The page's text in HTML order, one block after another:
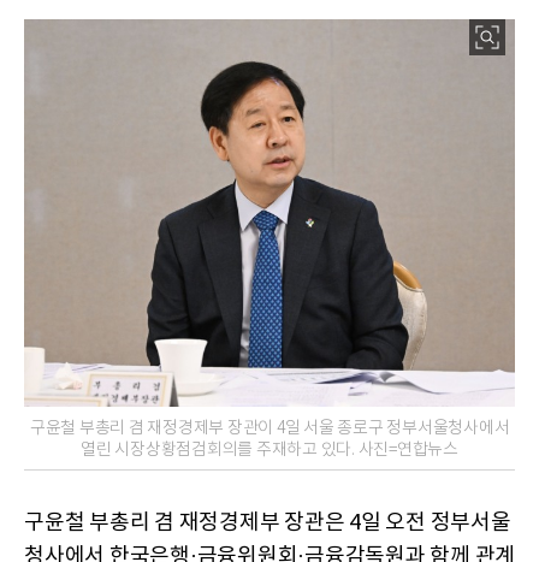
구윤철 부총리 겸 재정경제부 장관이 4일 서울 종로구 정부서울청사에서
열린 시장상황점검회의를 주재하고 있다. 사진=연합뉴스
구윤철 부총리 겸 재정경제부 장관은 4일 오전 정부서울
청사에서 한국은행·금융위원회·금융감독원과 함께 관계